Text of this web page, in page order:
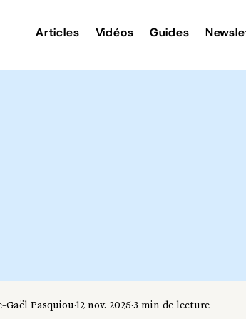
Articles Vidéos Guides
Gaël Pasquiou 12 nov. 2025 3 min de lecture